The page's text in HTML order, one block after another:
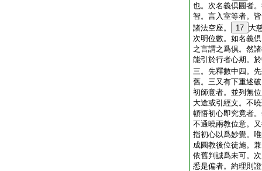
也。次名義倶圓者
智。言入室等者。
諸法空座。
17 大
次明位數。如名義
之言謂之爲倶。然
能引於行者心期。
三。先釋數中四。
舊。三又有下重述
初師意者。並列無
大途或引經文。不
頓悟初心即究竟者
不通曉兩教位意。
指初心以爲妙覺。
成圓教後位徒施。
依舊判誠爲未可。
悉是偏者。約理則